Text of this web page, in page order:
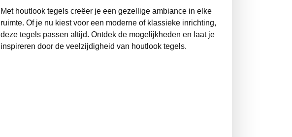
Met houtlook tegels creëer je een gezellige ambiance in elke
ruimte. Of je nu kiest voor een moderne of klassieke inrichting,
deze tegels passen altijd. Ontdek de mogelijkheden en laat je
inspireren door de veelzijdigheid van houtlook tegels.